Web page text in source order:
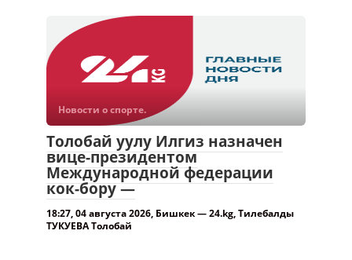
Новости о спорте.
Толобай уулу Илгиз назначен
вице-президентом
Международной федерации
кок-бору —
18:27, 04 августа 2026, Бишкек — 24.kg, Тилебалды
ТУКУЕВА Толобай